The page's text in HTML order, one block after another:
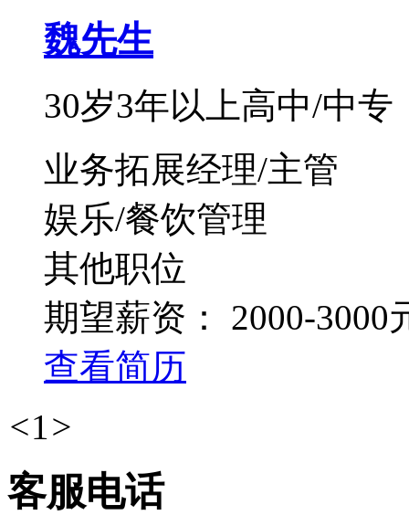
魏先生
30岁3年以上高中/中专
业务拓展经理/主管
娱乐/餐饮管理
其他职位
期望薪资： 2000-3000
查看简历
<1>
客服电话